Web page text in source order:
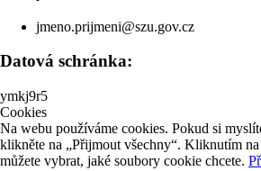
jmeno.prijmeni@szu.gov.cz
Datová schránka:
ymkj9r5
Cookies
Na webu používáme cookies. Pokud si
klikněte na „Přijmout všechny“. Kliknutím na
můžete vybrat, jaké soubory cookie chcete.